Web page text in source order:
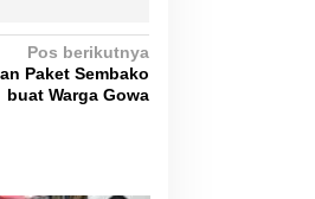
Pos berikutnya
Paket Sembako
buat Warga Gowa